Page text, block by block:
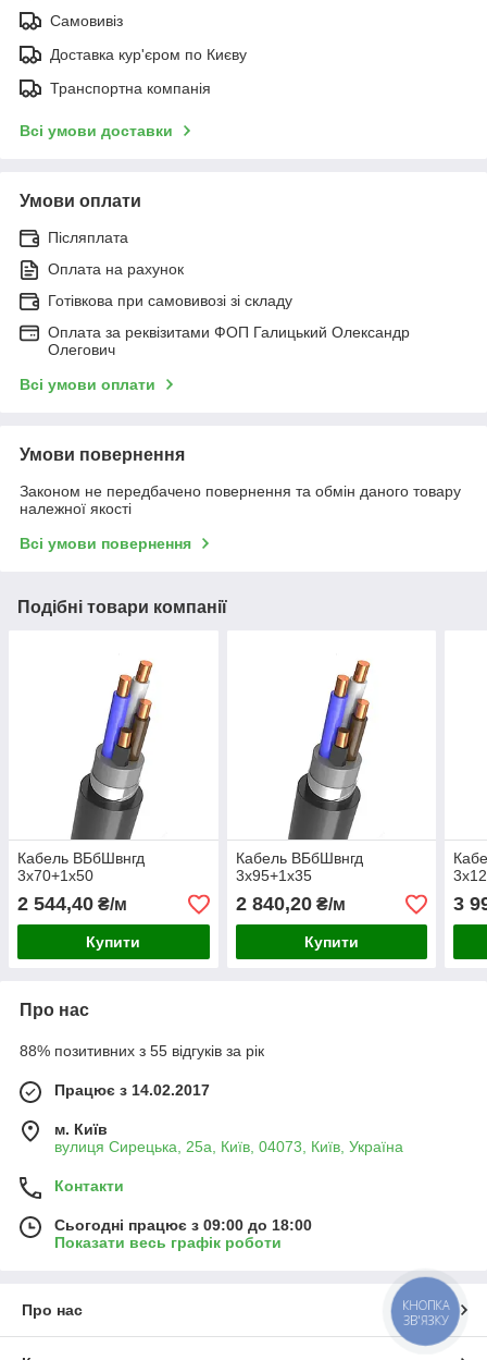
Самовивіз
Доставка кур'єром по Києву
Транспортна компанія
Всі умови доставки
Умови оплати
Післяплата
Оплата на рахунок
Готівкова при самовивозі зі складу
Оплата за реквізитами ФОП Галицький Олександр
Олегович
Всі умови оплати
Умови повернення
Законом не передбачено повернення та обмін даного товару
належної якості
Всі умови повернення
Подібні товари компанії
Кабель ВБбШвнгд
3х70+1х50
2 544,40 ₴/м
Купити
Кабель ВБбШвнгд
3х95+1х35
2 840,20₴/м
Купити
3
Про нас
88% позитивних з 55 відгуків за рік
Працює з 14.02.2017
м. Київ
вулиця Сирецька, 25а, Київ, 04073, Київ, Україна
Контакти
Сьогодні працює з 09:00 до 18:00
Показати весь графік роботи
Про нас
КНОПКА
ЗВ'ЯЗКУ